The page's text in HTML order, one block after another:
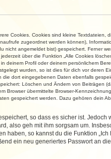
Cookies. Cookies sind kleine
zugeordnet werden können),
nicht angemeldet bist) gespeichert. Ferner
über die Funktion „Alle Cookies
deinem Profil oder deinem persönlichem
wurden, so ist dies für dich vor deren
dort eingegebenen Daten ebenfalls
Löschen und Ändern von Beiträgen
Browser übermittelte Browser-
gespeichert werden. Dazu gehören dein
so dass es sicher ist.
also geh mit ihm sorgsam um.
haben, so kannst du die Funktion
ein neu generiertes Passwort an